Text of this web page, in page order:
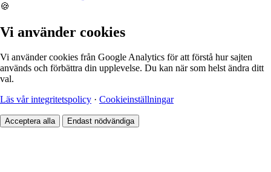
🍪
Vi använder cookies
Vi använder cookies från Google Analytics för att förstå hur sajten
används och förbättra din upplevelse. Du kan när som helst ändra ditt
val.
Läs vår integritetspolicy · Cookieinställningar
Acceptera alla Endast nödvändiga